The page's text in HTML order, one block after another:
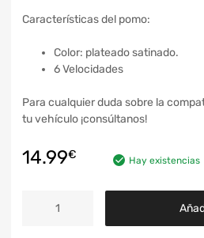
Características del pomo:
Color: plateado satinado.
6 Velocidades
Para cualquier duda sobre la
tu vehículo ¡consúltanos!
14.99€ Hay existencias